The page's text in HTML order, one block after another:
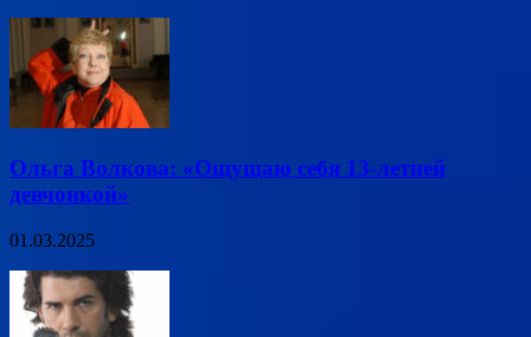
Ольга Волкова: «Ощущаю себя 13-летней
девчонкой»
01.03.2025